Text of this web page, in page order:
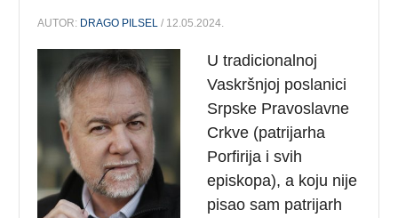
AUTOR: DRAGO PILSEL / 12.05.2024.
U tradicionalnoj
Vaskršnjoj poslanici
Srpske Pravoslavne
Crkve (patrijarha
Porfirija i svih
episkopa), a koju nije
pisao sam patrijarh